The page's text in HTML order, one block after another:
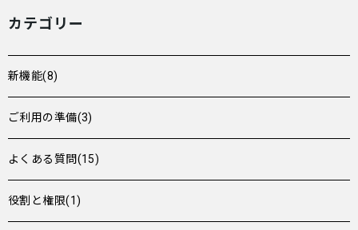
カテゴリー
新機能(8)
ご利用の準備(3)
よくある質問(15)
役割と権限(1)